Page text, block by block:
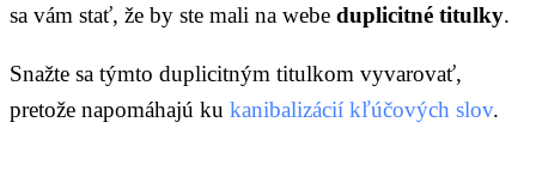
sa vám stať, že by ste mali na webe duplicitné titulky.
Snažte sa týmto duplicitným titulkom vyvarovať,
pretože napomáhajú ku kanibalizácií kľúčových slov.